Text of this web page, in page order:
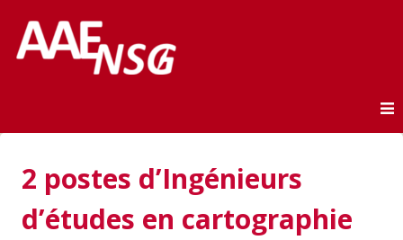
AAE-ENSG
2 postes d’Ingénieurs
d’études en cartographie